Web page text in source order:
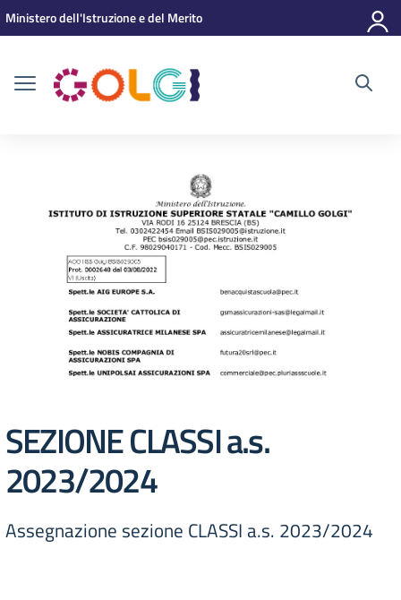
Vai ai contenuti
Vai al menu di navigazione
Vai al footer
Ministero dell'Istruzione e del Merito
SEZIONE CLASSI a.s.
2023/2024
Assegnazione sezione CLASSI a.s. 2023/2024